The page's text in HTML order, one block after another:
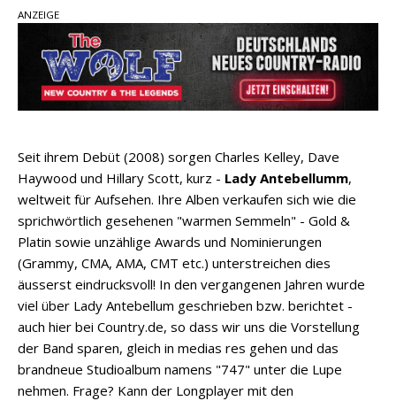
„Choosin‘ Texas“ gehört zu den größten Hits
aller Zeiten
pez veröffentlicht neue Single „Late Night
Talks“ – eine Hymne auf unvergessliche
Morgan Wallen, Dolly Parton und Riley Green im
Fokus
ANZEIGE
Seit ihrem Debüt (2008) sorgen Charles Kelley, Dave
Haywood und Hillary Scott, kurz - Lady Antebellumm,
weltweit für Aufsehen. Ihre Alben verkaufen sich wie die
sprichwörtlich gesehenen "warmen Semmeln" - Gold &
Platin sowie unzählige Awards und Nominierungen
(Grammy, CMA, AMA, CMT etc.) unterstreichen dies
äusserst eindrucksvoll! In den vergangenen Jahren wurde
viel über Lady Antebellum geschrieben bzw. berichtet -
auch hier bei Country.de, so dass wir uns die Vorstellung
der Band sparen, gleich in medias res gehen und das
brandneue Studioalbum namens "747" unter die Lupe
nehmen. Frage? Kann der Longplayer mit den